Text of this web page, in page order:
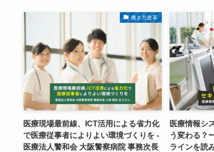
働き方改革
医療現場最前線、ICT活用による省力化
で医療従事者によりよい環境づくりを -
医療法人警和会 大阪警察病院 事務次長
医療情報シ
う変わる？
ラインを読